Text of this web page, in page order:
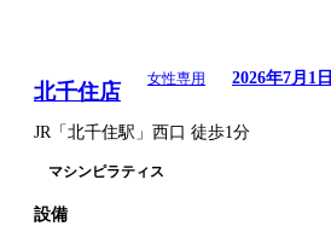
北千住店
女性専用 2026年7月1日
JR「 北千住駅 」 西口 徒歩1分
マシンピラティス
設備